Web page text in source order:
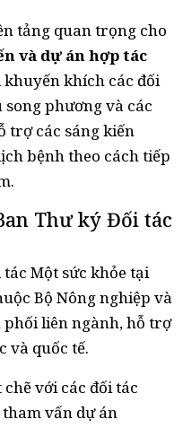
tảng quan trọng cho
và dự án hợp tác
khuyến khích các đối
phương và các
trợ các sáng kiến
bệnh theo cách tiếp
Thư ký Đối tác
Một sức khỏe tại
Bộ Nông nghiệp và
liên ngành, hỗ trợ
và quốc tế.
với các đối tác
vấn dự án